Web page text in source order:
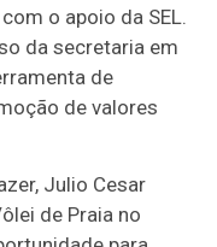
o apoio da SEL.
da secretaria em
de
de valores
Julio Cesar
de Praia no